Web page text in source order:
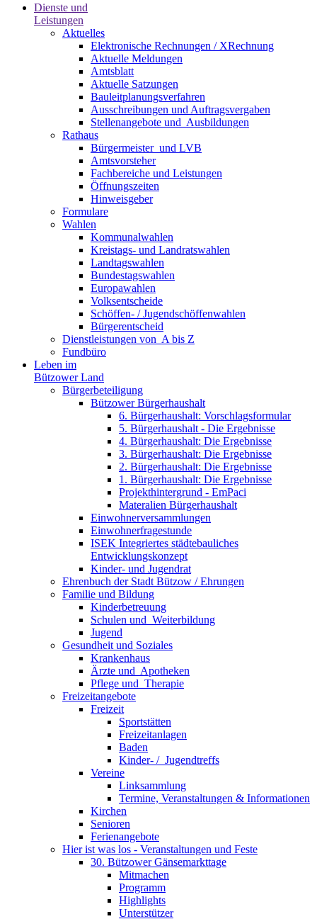
Dienste und
Leistungen
Aktuelles
Elektronische Rechnungen / XRechnung
Aktuelle Meldungen
Amtsblatt
Aktuelle Satzungen
Bauleitplanungsverfahren
Ausschreibungen und Auftragsvergaben
Stellenangebote und ­­ Ausbildungen
Rathaus
Bürgermeister ­ und LVB
Amtsvorsteher
Fachbereiche und Leistungen
Öffnungszeiten
Hinweisgeber
Formulare
Wahlen
Kommunalwahlen
Kreistags- und Landratswahlen
Landtagswahlen
Bundestagswahlen
Europawahlen
Volksentscheide
Schöffen- / Jugendschöffenwahlen
Bürgerentscheid
Dienst­leistungen ­von ­ ­A bis Z
Fundbüro
Leben im
Bützower Land
Bürgerbeteiligung
Bützower Bürgerhaushalt
6. Bürgerhaushalt: Vorschlagsformular
5. Bürgerhaushalt - Die Ergebnisse
4. Bürgerhaushalt: Die Ergebnisse
3. Bürgerhaushalt: Die Ergebnisse
2. Bürgerhaushalt: Die Ergebnisse
1. Bürgerhaushalt: Die Ergebnisse
Projekthintergrund - EmPaci
Materalien Bürgerhaushalt
Einwohnerversammlungen
Einwohnerfragestunde
ISEK Integriertes städtebauliches
Entwicklungskonzept
Kinder- und Jugendrat
Ehrenbuch der Stadt Bützow / Ehrungen
Familie und Bildung
Kinderbetreuung
Schulen und ­ Weiterbildung
Jugend
Gesundheit und Soziales
Krankenhaus
Ärzte und ­ Apotheken
Pflege und ­ Therapie
Freizeit­angebote
Freizeit
Sportstätten
Freizeitanlagen
Baden
Kinder- / ­ Jugendtreffs
Vereine
Linksammlung
Termine, Veranstaltungen & Informationen
Kirchen
Senioren
Ferienangebote
Hier ist was los - Veranstaltungen und Feste
30. Bützower Gänsemarkttage
Mitmachen
Programm
Highlights
Unterstützer